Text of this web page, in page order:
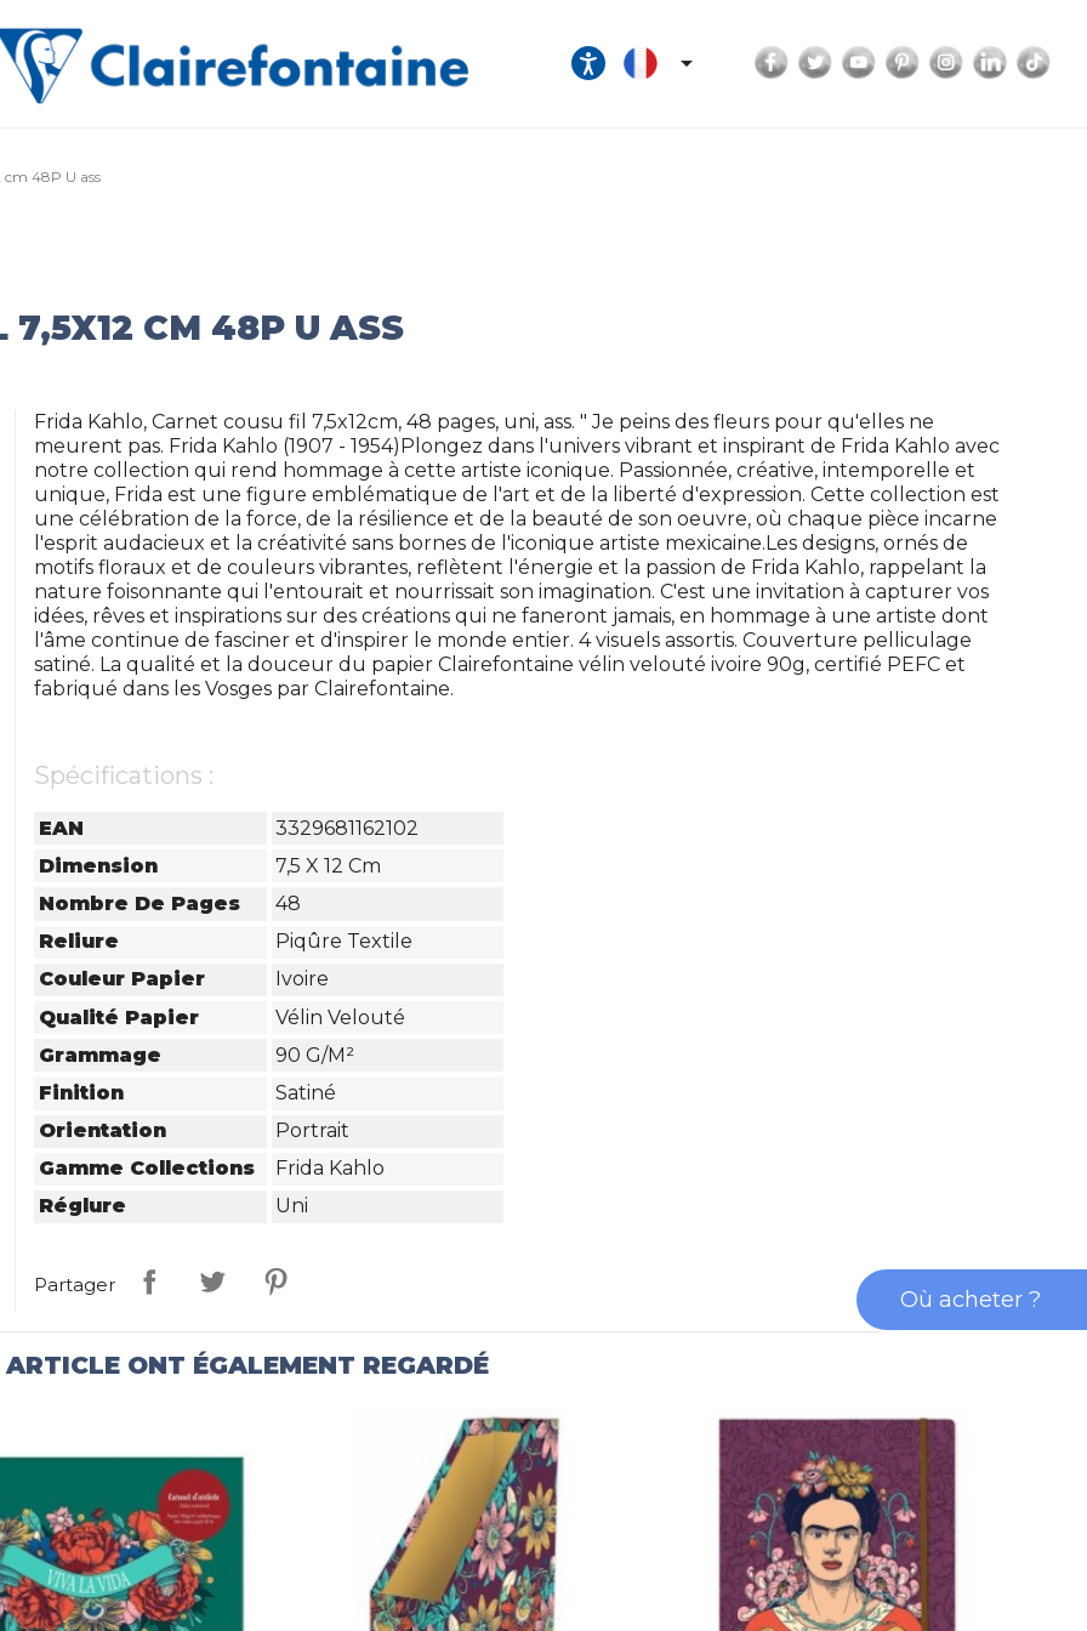
 Facebook
TwitterYouTubePinterestInstagram
cm 48P U ass
CM 48P U ASS
Frida Kahlo, Carnet cousu fil 7,5x12cm, 48 pages, uni, ass. " Je peins des fleurs pour qu'elles ne
meurent pas. Frida Kahlo (1907 - 1954)Plongez dans l'univers vibrant et inspirant de Frida Kahlo avec
notre collection qui rend hommage à cette artiste iconique. Passionnée, créative, intemporelle et
unique, Frida est une figure emblématique de l'art et de la liberté d'expression. Cette collection est
une célébration de la force, de la résilience et de la beauté de son oeuvre, où chaque pièce incarne
l'esprit audacieux et la créativité sans bornes de l'iconique artiste mexicaine.Les designs, ornés de
motifs floraux et de couleurs vibrantes, reflètent l'énergie et la passion de Frida Kahlo, rappelant la
nature foisonnante qui l'entourait et nourrissait son imagination. C'est une invitation à capturer vos
idées, rêves et inspirations sur des créations qui ne faneront jamais, en hommage à une artiste dont
l'âme continue de fasciner et d'inspirer le monde entier. 4 visuels assortis. Couverture pelliculage
satiné. La qualité et la douceur du papier Clairefontaine vélin velouté ivoire 90g, certifié PEFC et
fabriqué dans les Vosges par Clairefontaine.
Spécifications :
EAN
3329681162102
Dimension
7,5 X 12 Cm
Nombre De Pages
48
Reliure
Piqûre Textile
Couleur Papier
Ivoire
Qualité Papier
Vélin Velouté
Grammage
90 G/m²
Finition
Satiné
Orientation
Portrait
Gamme Collections
Frida Kahlo
Réglure
Uni
Partager
ONT ÉGALEMENT REGARDÉ
Où acheter ?